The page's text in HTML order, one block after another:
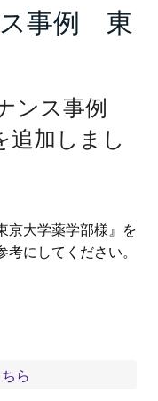
ス事例 東
ンス事例
追加しまし
大学薬学部様』を
にしてください。
ら